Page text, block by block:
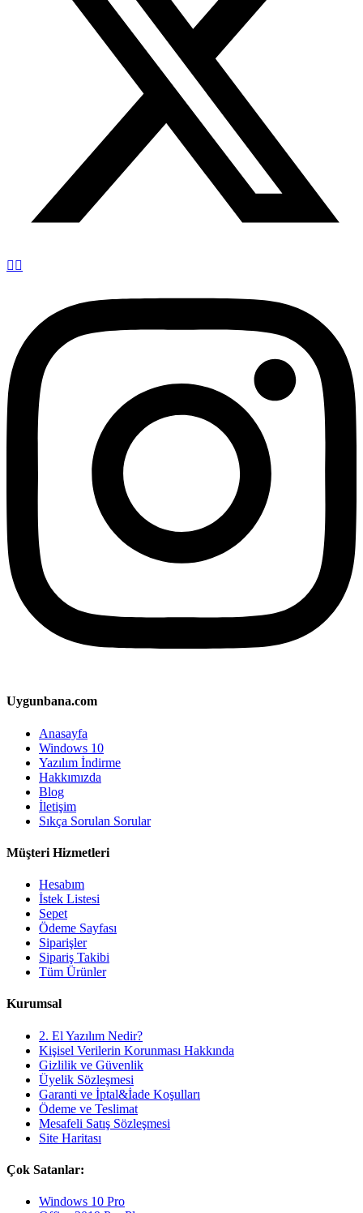
Uygunbana.com
Anasayfa
Windows 10
Yazılım İndirme
Hakkımızda
Blog
İletişim
Sıkça Sorulan Sorular
Müşteri Hizmetleri
Hesabım
İstek Listesi
Sepet
Ödeme Sayfası
Siparişler
Sipariş Takibi
Tüm Ürünler
Kurumsal
2. El Yazılım Nedir?
Kişisel Verilerin Korunması Hakkında
Gizlilik ve Güvenlik
Üyelik Sözleşmesi
Garanti ve İptal&İade Koşulları
Ödeme ve Teslimat
Mesafeli Satış Sözleşmesi
Site Haritası
Çok Satanlar:
Windows 10 Pro